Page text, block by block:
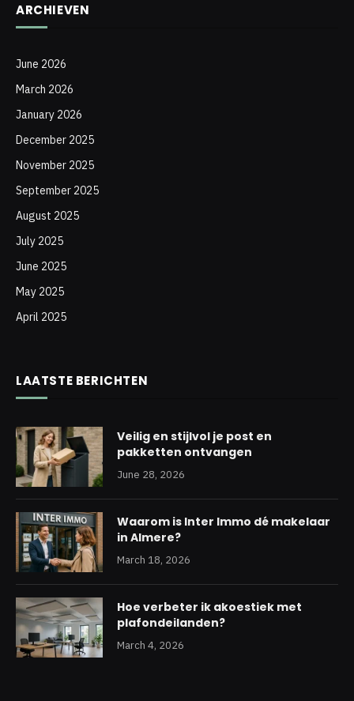
ARCHIEVEN
June 2026
March 2026
January 2026
December 2025
November 2025
September 2025
August 2025
July 2025
June 2025
May 2025
April 2025
LAATSTE BERICHTEN
Veilig en stijlvol je post en
pakketten ontvangen
June 28, 2026
Waarom is Inter Immo dé makelaar
in Almere?
March 18, 2026
Hoe verbeter ik akoestiek met
plafondeilanden?
March 4, 2026